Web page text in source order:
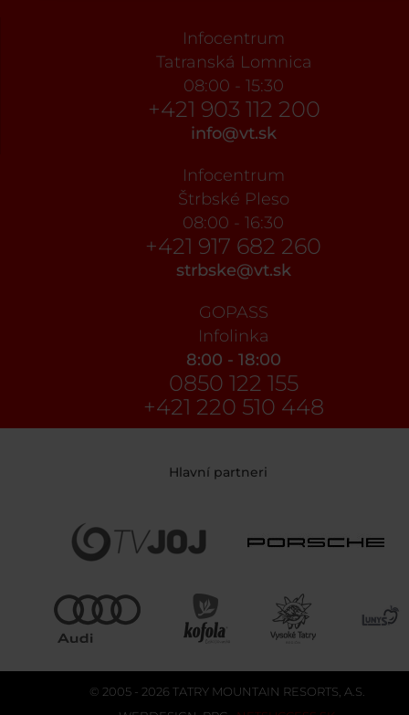
Infocentrum
Tatranská Lomnica
08:00 - 15:30
+421 903 112 200
info@vt.sk
Infocentrum
Štrbské Pleso
08:00 - 16:30
+421 917 682 260
strbske@vt.sk
GOPASS
Infolinka
8:00 - 18:00
0850 122 155
+421 220 510 448
Hlavní partneri
© 2005 - 2026 TATRY MOUNTAIN RESORTS, A.S.